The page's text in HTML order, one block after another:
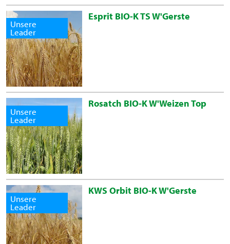
Unsere
Leader
Esprit BIO-K TS W'Gerste
Unsere
Leader
Rosatch BIO-K W'Weizen Top
Unsere
Leader
KWS Orbit BIO-K W'Gerste